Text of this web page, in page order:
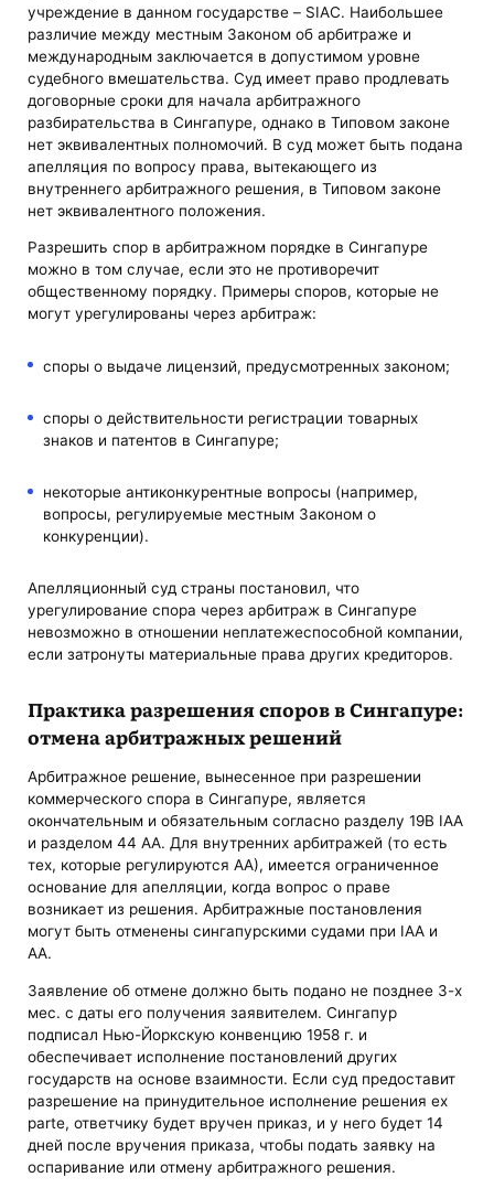
учреждение в данном государстве – SIAC. Наибольшее
различие между местным Законом об арбитраже и
международным заключается в допустимом уровне
судебного вмешательства. Суд имеет право продлевать
договорные сроки для начала арбитражного
разбирательства в Сингапуре, однако в Типовом законе
нет эквивалентных полномочий. В суд может быть подана
апелляция по вопросу права, вытекающего из
внутреннего арбитражного решения, в Типовом законе
нет эквивалентного положения.
Разрешить спор в арбитражном порядке в Сингапуре
можно в том случае, если это не противоречит
общественному порядку. Примеры споров, которые не
могут урегулированы через арбитраж:
споры о выдаче лицензий, предусмотренных законом;
споры о действительности регистрации товарных
знаков и патентов в Сингапуре;
некоторые антиконкурентные вопросы (например,
вопросы, регулируемые местным Законом о
конкуренции).
Апелляционный суд страны постановил, что
урегулирование спора через арбитраж в Сингапуре
невозможно в отношении неплатежеспособной компании,
если затронуты материальные права других кредиторов.
Практика разрешения споров в Сингапуре:
отмена арбитражных решений
Арбитражное решение, вынесенное при разрешении
коммерческого спора в Сингапуре, является
окончательным и обязательным согласно разделу 19B IAA
и разделом 44 AA. Для внутренних арбитражей (то есть
тех, которые регулируются АА), имеется ограниченное
основание для апелляции, когда вопрос о праве
возникает из решения. Арбитражные постановления
могут быть отменены сингапурскими судами при IАА и
АА.
Заявление об отмене должно быть подано не позднее 3-х
мес. с даты его получения заявителем. Сингапур
подписал Нью-Йоркскую конвенцию 1958 г. и
обеспечивает исполнение постановлений других
государств на основе взаимности. Если суд предоставит
разрешение на принудительное исполнение решения ex
parte, ответчику будет вручен приказ, и у него будет 14
дней после вручения приказа, чтобы подать заявку на
оспаривание или отмену арбитражного решения.